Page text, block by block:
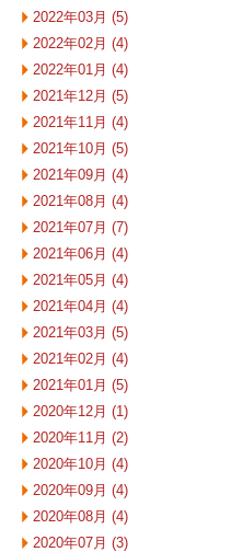
2022年03月 (5)
2022年02月 (4)
2022年01月 (4)
2021年12月 (5)
2021年11月 (4)
2021年10月 (5)
2021年09月 (4)
2021年08月 (4)
2021年07月 (7)
2021年06月 (4)
2021年05月 (4)
2021年04月 (4)
2021年03月 (5)
2021年02月 (4)
2021年01月 (5)
2020年12月 (1)
2020年11月 (2)
2020年10月 (4)
2020年09月 (4)
2020年08月 (4)
2020年07月 (3)